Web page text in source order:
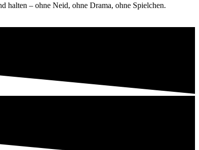
halten – ohne Neid, ohne Drama, ohne Spielchen.